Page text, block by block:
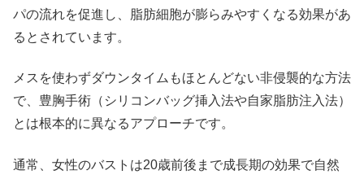
パの流れを促進し、脂肪細胞が膨らみやすくなる効果があ
るとされています。
メスを使わずダウンタイムもほとんどない非侵襲的な方法
で、豊胸手術（シリコンバッグ挿入法や自家脂肪注入法）
とは根本的に異なるアプローチです。
通常、女性のバストは20歳前後まで成長期の効果で自然